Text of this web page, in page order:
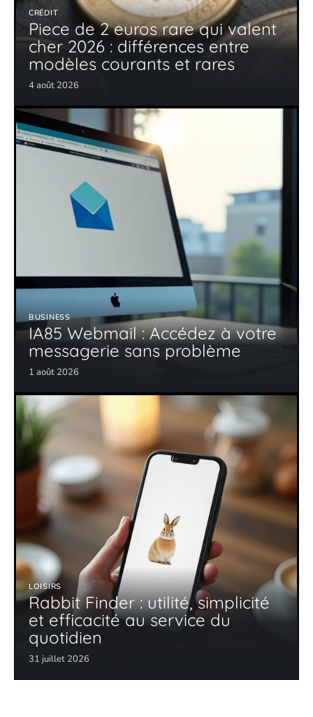
CRÉDIT
Piece de 2 euros rare qui valent
cher 2026 : différences entre
modèles courants et rares
4 août 2026
BUSINESS
IA85 Webmail : Accédez à votre
messagerie sans problème
1 août 2026
LOISIRS
Rabbit Finder : utilité, simplicité
et efficacité au service du
quotidien
31 juillet 2026